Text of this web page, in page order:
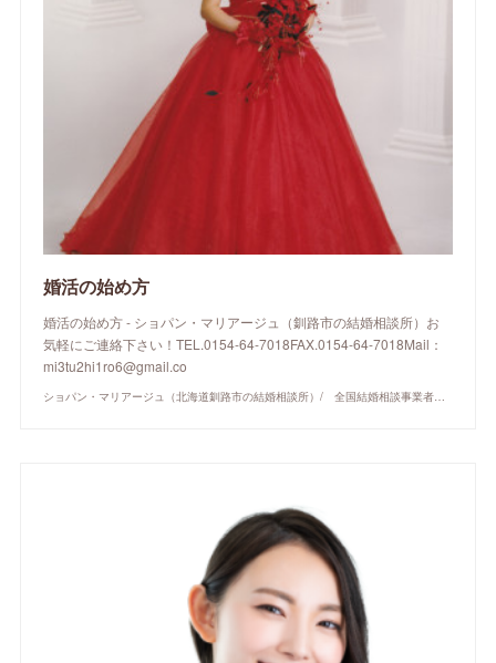
婚活の始め方
婚活の始め方 - ショパン・マリアージュ（釧路市の結婚相談所）お
気軽にご連絡下さい！TEL.0154-64-7018FAX.0154-64-7018Mail：
mi3tu2hi1ro6@gmail.co
ショパン・マリアージュ（北海道釧路市の結婚相談所）/ 全国結婚相談事業者連盟正規加盟店 / cherry-piano.com